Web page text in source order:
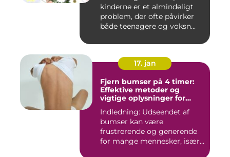
kinderne er et almindeligt
problem, der ofte påvirker
både teenagere og voksn...
17. jan
Fjern bumser på 4 timer:
Effektive metoder og
vigtige oplysninger for
forbrugere
Indledning: Udseendet af
bumser kan være
frustrerende og generende
for mange mennesker, især